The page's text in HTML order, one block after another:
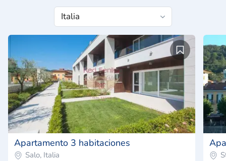
Apartamento 3 habitaciones
Salo, Italia